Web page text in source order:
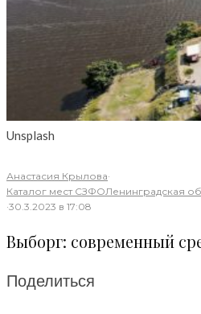
Unsplash
Анастасия Крылова·
Каталог мест СЗФОЛенинградская
·30.3.2023 в 17:08
Выборг: современный
Поделиться